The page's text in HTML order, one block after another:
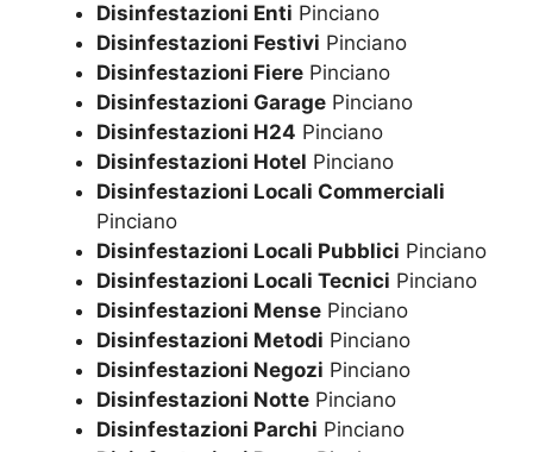
Disinfestazioni Enti Pinciano
Disinfestazioni Festivi Pinciano
Disinfestazioni Fiere Pinciano
Disinfestazioni Garage Pinciano
Disinfestazioni H24 Pinciano
Disinfestazioni Hotel Pinciano
Disinfestazioni Locali Commerciali
Pinciano
Disinfestazioni Locali Pubblici Pinciano
Disinfestazioni Locali Tecnici Pinciano
Disinfestazioni Mense Pinciano
Disinfestazioni Metodi Pinciano
Disinfestazioni Negozi Pinciano
Disinfestazioni Notte Pinciano
Disinfestazioni Parchi Pinciano